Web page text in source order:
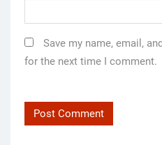
Save my name, email,
for the next time I comment.